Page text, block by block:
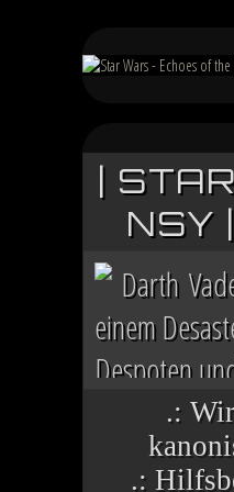
|
NSY
Darth
einem
Despoten
Chaos
.:
.: